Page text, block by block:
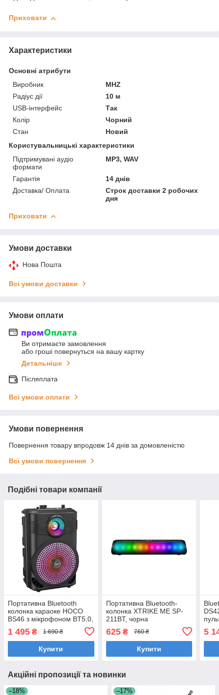
Приховати
Характеристики
Основні атрибути
Виробник
MHZ
Радіус дії
10 м
USB-інтерфейс
Так
Колір
Чорний
Стан
Новий
Користувальницькі характеристики
Підтримувані аудіо
формати
MP3, WAV
Гарантія
14 днів
Доставка/ Оплата
Строк доставки 2 робочих
дня
Приховати
Умови доставки
Нова Пошта
Всі умови доставки
Умови оплати
Ви отримаєте замовлення
або гроші повернуться на вашу картку
Детальніше
Післяплата
Всі умови оплати
Умови повернення
Повернення товару впродовж 14 днів за домовленістю
Всі умови повернення
Подібні товари компанії
Портативна Bluetooth
колонка караоке HOCO
BS46 з мікрофоном BT5.0,
1 495 ₴ 1 690 ₴
Купити
Портативна Bluetooth-
колонка XTRIKE ME SP-
211BT, чорна
625₴ 760 ₴
Купити
5
Акційні пропозиції та новинки
–18% –17%